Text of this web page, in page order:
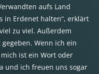
aufs Land
in Erdenet halten“, erklärt
zu viel. Außerdem
Wenn ich ein
ist ein Wort oder
und ich freuen uns sogar